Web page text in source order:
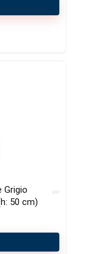
Grigio
50 cm)